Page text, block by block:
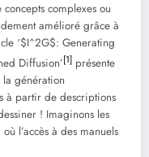
concepts complexes ou
amélioré grâce à
‘$I^2G$: Generating
Diffusion’[1] présente
génération
à partir de descriptions
! Imaginons les
l’accès à des manuels